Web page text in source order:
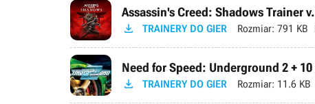
Assassin's Creed: Shadows Trainer
 TRAINERY DO GIER Rozmiar: 791 KB
Need for Speed: Underground 2 +
 TRAINERY DO GIER Rozmiar: 11.6 KB